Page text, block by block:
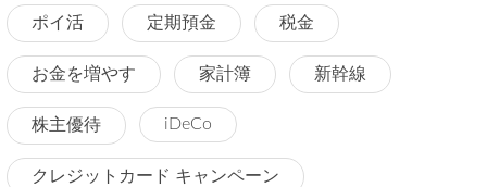
ポイ活 定期預金 税金
お金を増やす 家計簿 新幹線
株主優待 iDeCo
クレジットカード キャンペーン